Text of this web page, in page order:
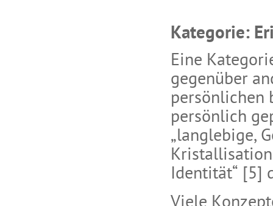
Kategorie:
Eine
gegenüber
persönlichen
persönlich
„langlebige,
Identität“ [5]